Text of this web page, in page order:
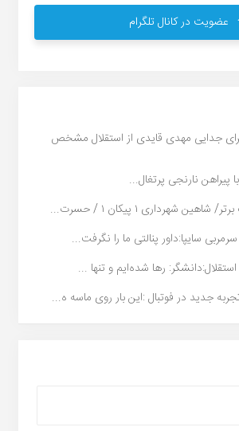
عضویت در کانال تلگرام
جدایی مهدی قایدی از استقلال مشخص
پیراهن نارنجی پرتغال...
شهرداری ۱ پیکان ۱ / حسرت...
سایپا:داور پنالتی ما را نگرفت...
استقلال:دانشگر: رها شده‌ایم و تنها ...
جدید در فوتبال :این بار روی ماسه ه...